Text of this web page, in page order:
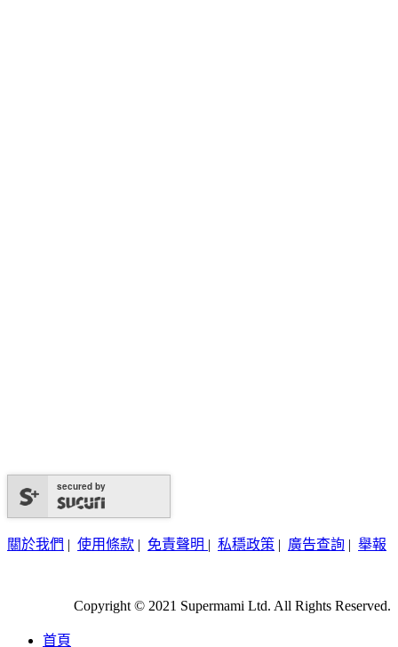
secured by
關於我們 | 使用條款 | 免責聲明 | 私穩政策 | 廣告查詢 | 舉報
Copyright © 2021 Supermami Ltd. All Rights Reserved.
首頁